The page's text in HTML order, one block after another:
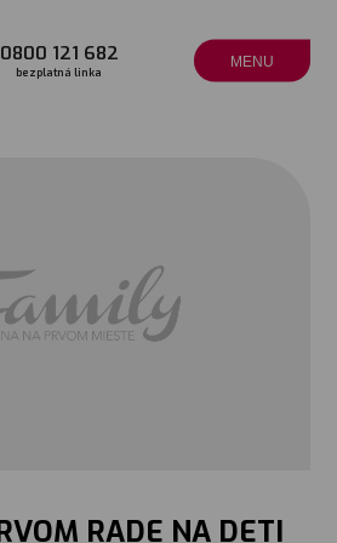
0800 121 682
bezplatná linka
MENU
RADE NA DETI